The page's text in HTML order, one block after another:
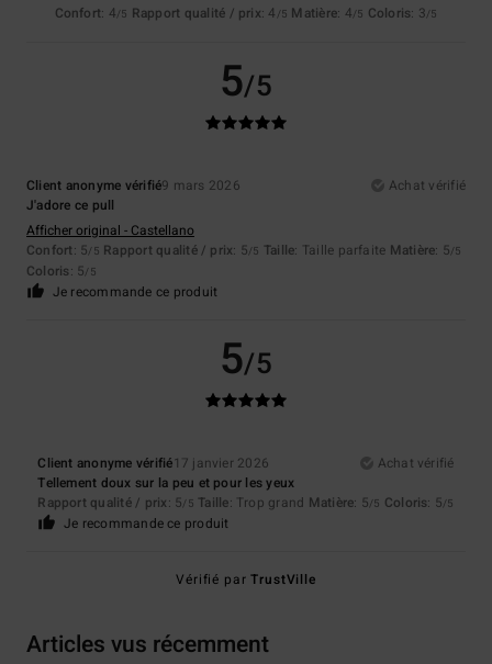
Confort: 4/5 Rapport qualité / prix: 4 /5 Matière: 4/5 Coloris: 3/5
5/5
Client anonyme vérifié9 mars 2026
Achat vérifié
J'adore ce pull
Afficher original - Castellano
Confort: 5/5 Rapport qualité / prix: 5/5 Taille: Taille parfaite Matière: 5/5
Coloris: 5/5
Je recommande ce produit
5/5
Client anonyme vérifié17 janvier 2026
Achat vérifié
Tellement doux sur la peu et pour les yeux
Rapport qualité / prix: 5/5 Taille: Trop grand Matière: 5/5 Coloris: 5/5
Je recommande ce produit
Vérifié parTrustVille
Articles vus récemment